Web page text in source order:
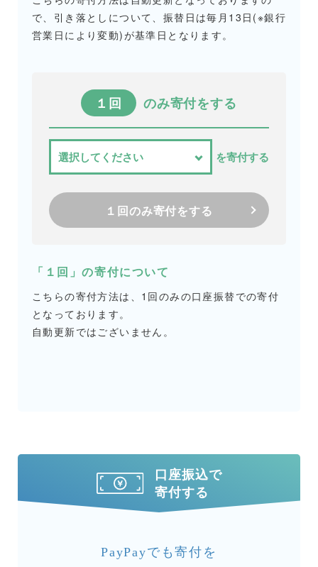
で、引き落としについて、振替日は毎月13日(※銀行
営業日により変動)が基準日となります。
１回 のみ寄付をする
を寄付する
１回のみ寄付をする
「１回」の寄付について
こちらの寄付方法は、1回のみの口座振替での寄付
となっております。
自動更新ではございません。
口座振込で
寄付する
PayPayでも寄付を